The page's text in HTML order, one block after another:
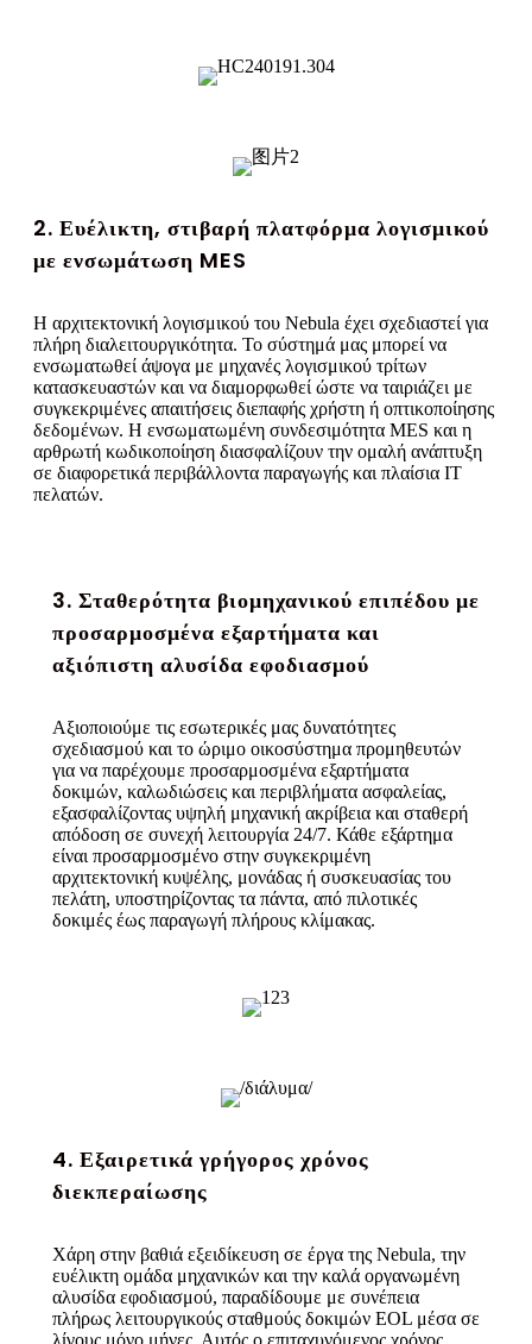
2. Ευέλικτη, στιβαρή πλατφόρμα λογισμικού
με ενσωμάτωση MES
Η αρχιτεκτονική λογισμικού του Nebula έχει σχεδιαστεί για
πλήρη διαλειτουργικότητα. Το σύστημά μας μπορεί να
ενσωματωθεί άψογα με μηχανές λογισμικού τρίτων
κατασκευαστών και να διαμορφωθεί ώστε να ταιριάζει με
συγκεκριμένες απαιτήσεις διεπαφής χρήστη ή οπτικοποίησης
δεδομένων. Η ενσωματωμένη συνδεσιμότητα MES και η
αρθρωτή κωδικοποίηση διασφαλίζουν την ομαλή ανάπτυξη
σε διαφορετικά περιβάλλοντα παραγωγής και πλαίσια IT
πελατών.
3. Σταθερότητα βιομηχανικού επιπέδου με
προσαρμοσμένα εξαρτήματα και
αξιόπιστη αλυσίδα εφοδιασμού
Αξιοποιούμε τις εσωτερικές μας δυνατότητες
σχεδιασμού και το ώριμο οικοσύστημα προμηθευτών
για να παρέχουμε προσαρμοσμένα εξαρτήματα
δοκιμών, καλωδιώσεις και περιβλήματα ασφαλείας,
εξασφαλίζοντας υψηλή μηχανική ακρίβεια και σταθερή
απόδοση σε συνεχή λειτουργία 24/7. Κάθε εξάρτημα
είναι προσαρμοσμένο στην συγκεκριμένη
αρχιτεκτονική κυψέλης, μονάδας ή συσκευασίας του
πελάτη, υποστηρίζοντας τα πάντα, από πιλοτικές
δοκιμές έως παραγωγή πλήρους κλίμακας.
4. Εξαιρετικά γρήγορος χρόνος
διεκπεραίωσης
Χάρη στην βαθιά εξειδίκευση σε έργα της Nebula, την
ευέλικτη ομάδα μηχανικών και την καλά οργανωμένη
αλυσίδα εφοδιασμού, παραδίδουμε με συνέπεια
πλήρως λειτουργικούς σταθμούς δοκιμών EOL μέσα σε
λίγους μόνο μήνες. Αυτός ο επιταχυνόμενος χρόνος